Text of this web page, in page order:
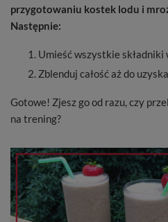
przygotowaniu kostek lodu i
Następnie:
Umieść wszystkie składniki
Zblenduj całość aż do
Gotowe! Zjesz go od razu, czy
na trening?